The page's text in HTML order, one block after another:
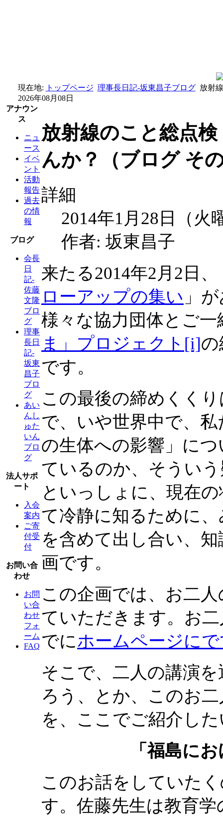
現在地: トップページ 理事長日記-坂東昌子ブログ 放射
2026年08月08日
アナウン
ス
ニュ
ース
イベ
ント
活動
報告
過去
の情
報
ブログ
会長
日
記-
佐藤
文隆
ブロ
グ
理事
長日
記-
坂東
昌子
ブロ
グ
あい
んし
ゅた
いん
ブロ
グ
法人サポ
ート
入会
案内
ご寄
付受
付
お問い合
わせ
お問
い合
わせ
フォ
ーム
FAQ
放射線のこと総点
んか？（ブログ そ
詳細
2014年1月28日（火
作者: 坂東昌子
来たる2014年2月2日、
ローアップの集い 」
様々な協力団体とご
ま」プロジェクト [i]
です。
この最後の締めくく
で、いや世界中で、
の生体への影響」に
ているのか、そうい
といっしょに、現在
て冷静に知るために
を含めて出し合い、
画です。
この企画では、お二
ていただきます。お
でにホームページに
そこで、二人の講演
ろう、とか、このお
を、ここでご紹介し
「福島に
このお話をしていた
す。佐藤先生は教育